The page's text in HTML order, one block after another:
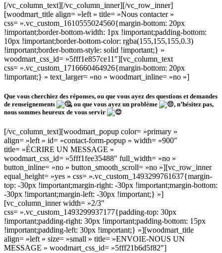
[/vc_column_text][/vc_column_inner][/vc_row_inner]
[woodmart_title align= »left » title= »Nous contacter »
css= ».vc_custom_1610555024560{margin-bottom: 20px
!important;border-bottom-width: 1px !important;padding-bottom:
10px !important;border-bottom-color: rgba(155,155,155,0.3)
!important;border-bottom-style: solid !important;} »
woodmart_css_id= »5fff1e857ce11″][vc_column_text
css= ».vc_custom_1716660464926{margin-bottom: 20px
!important;} » text_larger= »no » woodmart_inline= »no »]
Que vous cherchiez des réponses, ou que vous ayez des questions et demandes
de renseignements
, ou que vous ayez un problème
, n’hésitez pas,
nous sommes heureux de vous servir
[/vc_column_text][woodmart_popup color= »primary »
align= »left » id= »contact-form-popup » width= »900″
title= »ÉCRIRE UN MESSAGE »
woodmart_css_id= »5fff1fee35488″ full_width= »no »
button_inline= »no » button_smooth_scroll= »no »][vc_row_inner
equal_height= »yes » css= ».vc_custom_1493299761637{margin-
top: -30px !important;margin-right: -30px !important;margin-bottom:
-30px !important;margin-left: -30px !important;} »]
[vc_column_inner width= »2/3″
css= ».vc_custom_1493299937177{padding-top: 30px
!important;padding-right: 30px !important;padding-bottom: 15px
!important;padding-left: 30px !important;} »][woodmart_title
align= »left » size= »small » title= »ENVOIE-NOUS UN
MESSAGE » woodmart_css_id= »5fff21b6d5f82″]